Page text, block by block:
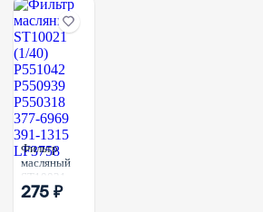
1032 C-1003
SP4024
Фильтр
масляный
ST10021
(1/40)
275 ₽